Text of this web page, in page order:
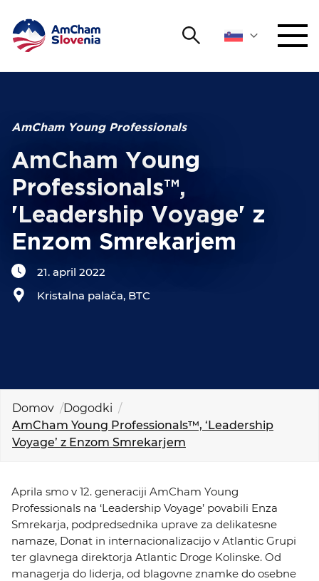
Išči
ZAGOVORNIŠTVO
AmChamYOUNG
MEDNARODNO SODELOVANJE
ČLANSTVO
O NAS
KONTAKT
Želimo postati član
AmCham Young Professionals
AmCham Young
Professionals™,
'Leadership Voyage' z
Enzom Smrekarjem
21. april 2022
Kristalna palača, BTC
Domov
Dogodki
AmCham Young Professionals™, ‘Leadership
Voyage’ z Enzom Smrekarjem
Aprila smo v 12. generaciji AmCham Young
Professionals na ‘Leadership Voyage’ povabili Enza
Smrekarja, podpredsednika uprave za delikatesne
namaze, Donat in internacionalizacijo v Atlantic Grupi
ter glavnega direktorja Atlantic Droge Kolinske. Od
managerja do liderja, od blagovne znamke do osebne